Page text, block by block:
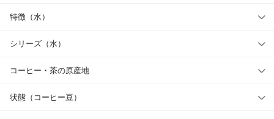
特徴（水）
シリーズ（水）
コーヒー・茶の原産地
状態（コーヒー豆）